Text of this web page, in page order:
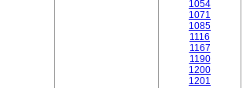
1054
1071
1085
1116
1167
1190
1200
1201